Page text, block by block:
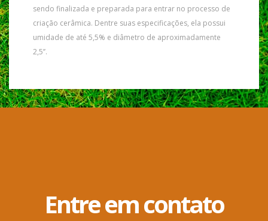
sendo finalizada e preparada para entrar no processo de
criação cerâmica. Dentre suas especificações, ela possui
umidade de até 5,5% e diâmetro de aproximadamente
2,5’’.
Entre em contato